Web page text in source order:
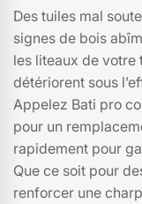
Des tuiles mal
signes de bois
les liteaux de votre
détériorent sous
Appelez Bati pro
pour un
rapidement pour
Que ce soit pour
renforcer une